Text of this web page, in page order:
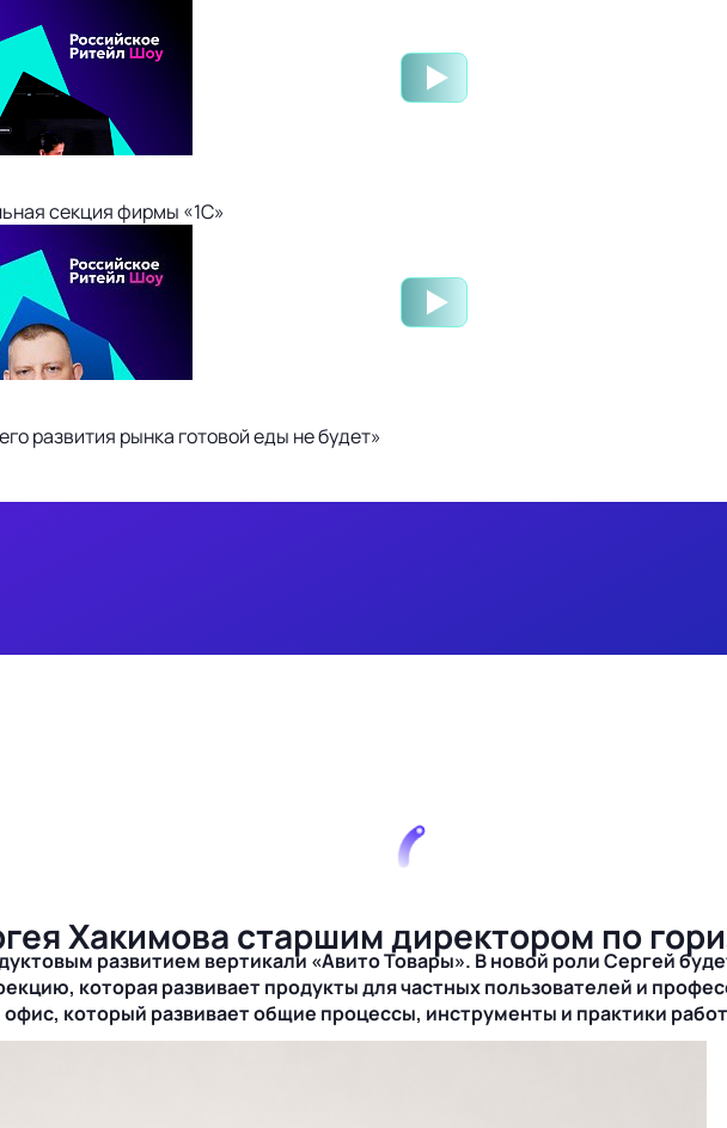
секция фирмы «1С»
развития рынка готовой еды не будет»
Хакимова старшим директором по
развитием вертикали «Авито Товары». В новой роли Сергей
которая развивает продукты для частных пользователей и
который развивает общие процессы, инструменты и практики